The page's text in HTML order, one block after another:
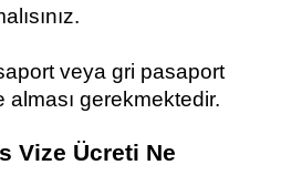
veya gri pasaport
gerekmektedir.
Vize Ücreti Ne